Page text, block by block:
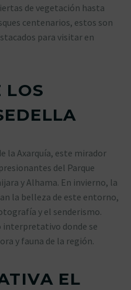
de vegetación hasta
centenarios, estos son
para visitar en
LOS
la Axarquía, este mirador
del Parque
y Alhama. En invierno, la
la belleza de este entorno,
y el senderismo.
interpretativo donde se
y fauna de la región.
EL